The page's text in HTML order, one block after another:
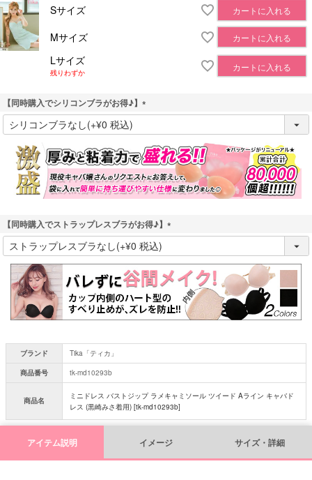
Sサイズ
カートに入れる
Mサイズ カートに入れる
Lサイズ
残りわずか
カートに入れる
【同時購入でシリコンブラがお得♪】
(
必
須
)
【同時購入でストラップレスブラがお得♪】
(
必
須
)
ブランド
Tika「ティカ」
商品番号
tk-md10293b
商品名
ミニドレス バストジップ ラメキャミソール ツイード Aライン キャバド
レス (黒崎みさ着用) [tk-md10293b]
アイテム説明 イメージ サイズ・詳細